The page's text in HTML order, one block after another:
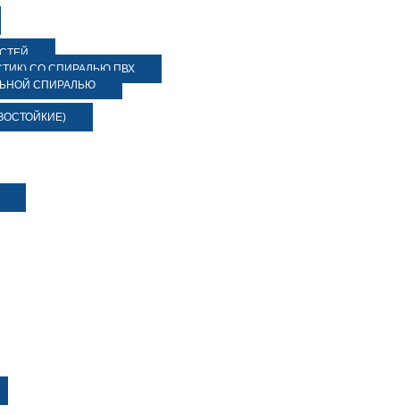
СО СПИРАЛЬЮ ПВХ
СПИРАЛЬЮ